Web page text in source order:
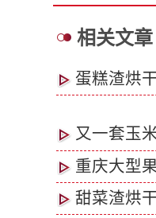
相关文章
蛋糕渣烘
又一套玉
重庆大型
甜菜渣烘